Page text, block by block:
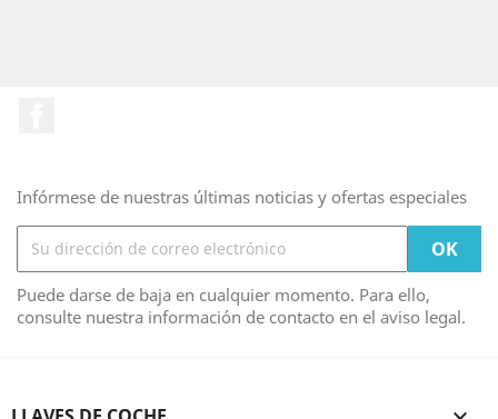
Infórmese de nuestras últimas noticias y ofertas especiales
Puede darse de baja en cualquier momento. Para ello,
consulte nuestra información de contacto en el aviso legal.